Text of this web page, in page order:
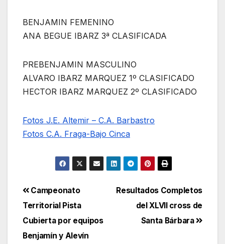
BENJAMIN FEMENINO
ANA BEGUE IBARZ 3ª CLASIFICADA
PREBENJAMIN MASCULINO
ALVARO IBARZ MARQUEZ 1º CLASIFICADO
HECTOR IBARZ MARQUEZ 2º CLASIFICADO
Fotos J.E. Altemir – C.A. Barbastro
Fotos C.A. Fraga-Bajo Cinca
Navegación
de
entradas
Resultados Completos
del XLVII cross de
Santa Bárbara
Campeonato
Territorial Pista
Cubierta por equipos
Benjamín y Alevín